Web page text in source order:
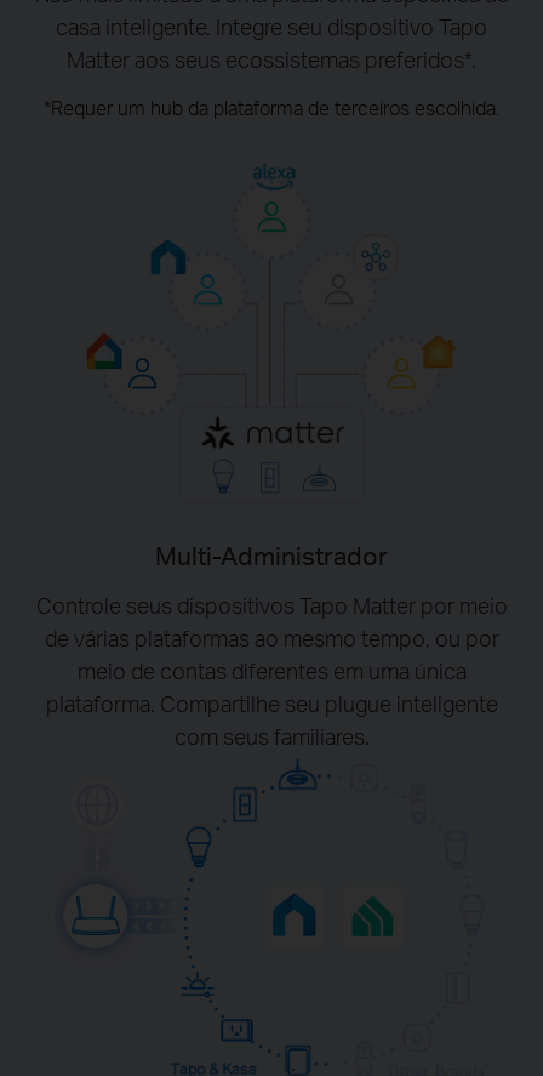
casa inteligente. Integre seu dispositivo Tapo
Matter aos seus ecossistemas preferidos*.
*Requer um hub da plataforma de terceiros escolhida.
Multi-Administrador
Controle seus dispositivos Tapo Matter por meio
de várias plataformas ao mesmo tempo, ou por
meio de contas diferentes em uma única
plataforma. Compartilhe seu plugue inteligente
com seus familiares.